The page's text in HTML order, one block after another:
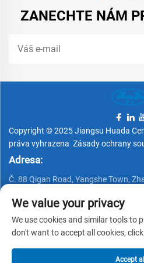
ZANECHTE NÁM
Copyright © 2025 Jiangsu Huada
práva vyhrazena Zásady ochrany
Adresa:
Č. 88 Qigan Road, Yangshe Town,
Telefon:
+86 15162337620
E-mail:
We value your privacy
We use cookies and similar tools to
don't want to accept all cookies,
Accept all